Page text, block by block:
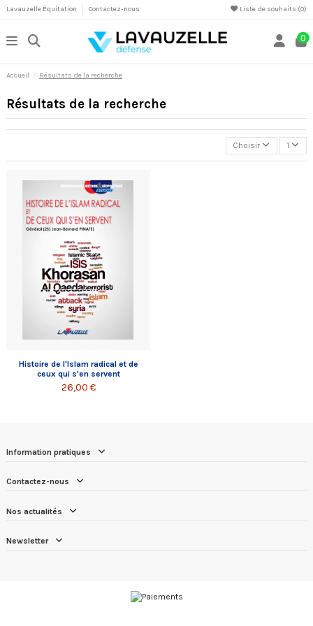
Lavauzelle Équitation Contactez-nous Liste de souhaits (0)
0
Accueil Résultats de la recherche
Résultats de la recherche
Choisir 1
Histoire de l'Islam radical et de
ceux qui s'en servent
26,00 €
Information pratiques
Contactez-nous
Nos actualités
Newsletter